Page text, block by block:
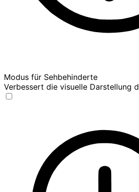
Modus für Sehbehinderte
Verbessert die visuelle Darstellung